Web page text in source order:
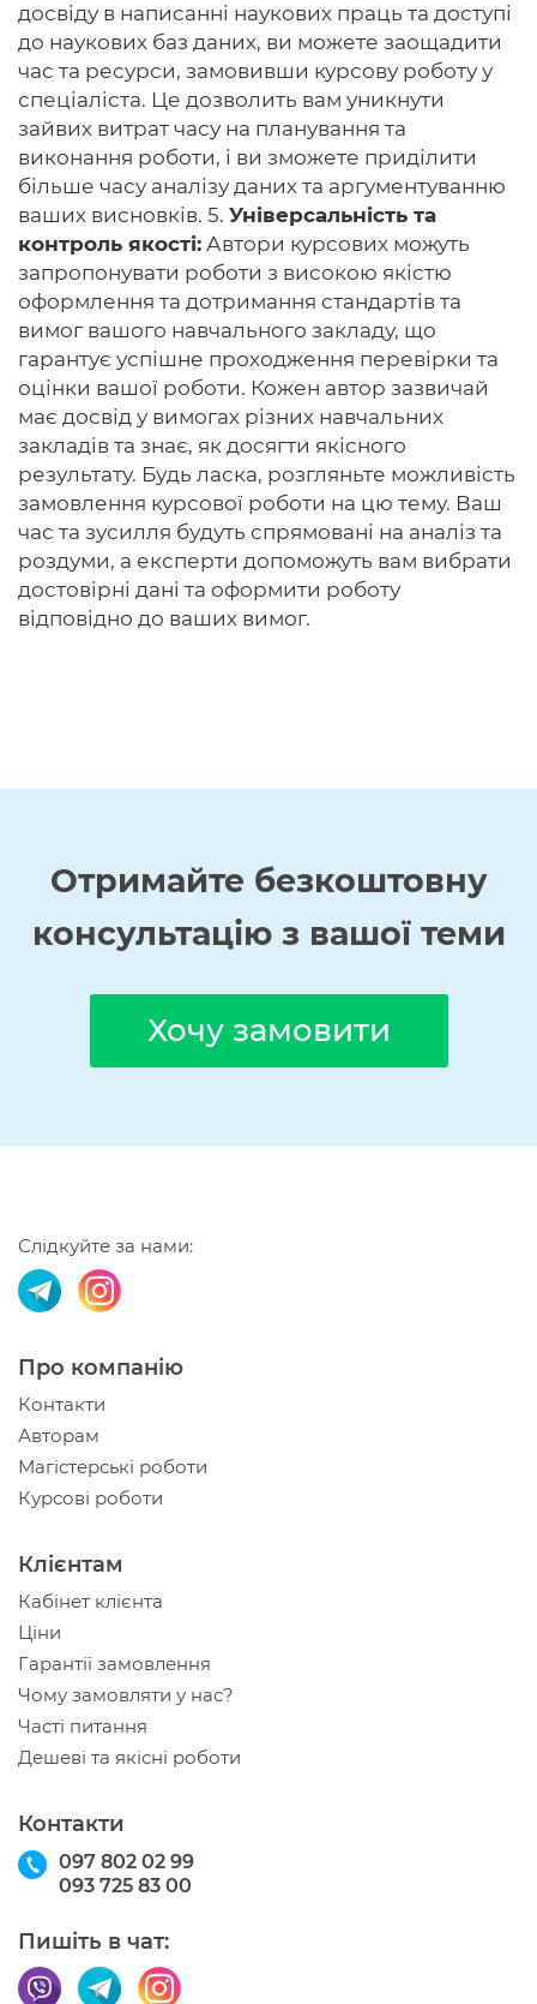
досвіду в написанні наукових праць та доступі
до наукових баз даних, ви можете заощадити
час та ресурси, замовивши курсову роботу у
спеціаліста. Це дозволить вам уникнути
зайвих витрат часу на планування та
виконання роботи, і ви зможете приділити
більше часу аналізу даних та аргументуванню
ваших висновків. 5. Універсальність та
контроль якості: Автори курсових можуть
запропонувати роботи з високою якістю
оформлення та дотримання стандартів та
вимог вашого навчального закладу, що
гарантує успішне проходження перевірки та
оцінки вашої роботи. Кожен автор зазвичай
має досвід у вимогах різних навчальних
закладів та знає, як досягти якісного
результату. Будь ласка, розгляньте можливість
замовлення курсової роботи на цю тему. Ваш
час та зусилля будуть спрямовані на аналіз та
роздуми, а експерти допоможуть вам вибрати
достовірні дані та оформити роботу
відповідно до ваших вимог.
Отримайте безкоштовну
консультацію з вашої теми
Хочу замовити
Слідкуйте за нами:
Про компанію
Контакти
Авторам
Магістерські роботи
Курсові роботи
Клієнтам
Кабінет клієнта
Ціни
Гарантії замовлення
Чому замовляти у нас?
Часті питання
Дешеві та якісні роботи
Контакти
097 802 02 99
093 725 83 00
Пишіть в чат: